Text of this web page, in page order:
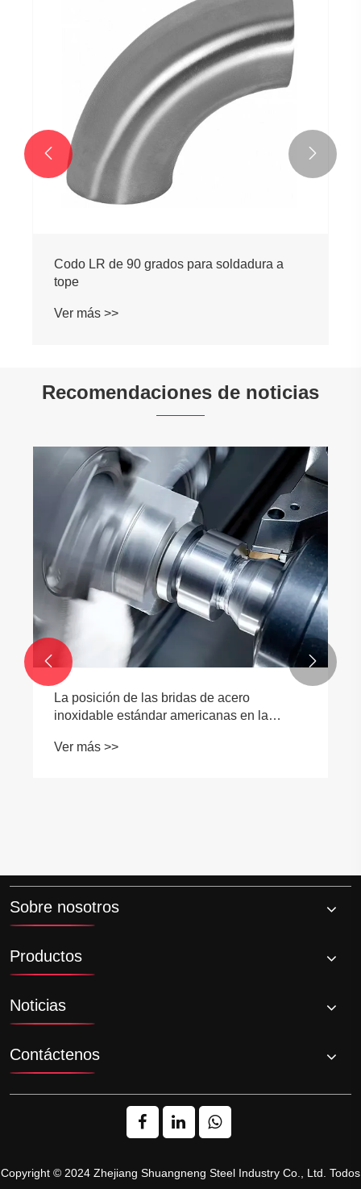
Codo LR de 90 grados para soldadura a
tope
Ver más >>
 
Recomendaciones de noticias
La posición de las bridas de acero
inoxidable estándar americanas en la
importante
Ver más >>
 
Sobre nosotros
Productos
Noticias
Contáctenos
Copyright © 2024 Zhejiang Shuangneng Steel Industry Co., Ltd. Todos